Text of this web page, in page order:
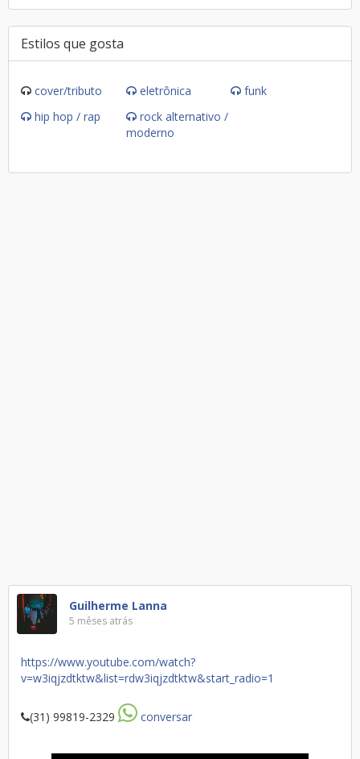
Estilos que gosta
cover/tributo eletrônica
funk
hip hop / rap
rock alternativo /
moderno
Guilherme Lanna
5 mêses atrás
https://www.youtube.com/watch?
v=w3iqjzdtktw&list=rdw3iqjzdtktw&start_radio=1
(31) 99819-2329 conversar